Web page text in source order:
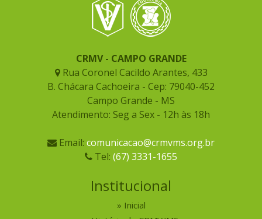
CRMV - CAMPO GRANDE
Rua Coronel Cacildo Arantes, 433
B. Chácara Cachoeira - Cep: 79040-452
Campo Grande - MS
Atendimento: Seg a Sex - 12h às 18h
Email: comunicacao@crmvms.org.br
Tel: (67) 3331-1655
Institucional
Inicial